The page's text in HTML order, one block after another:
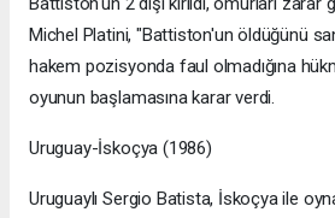
Michel Platini, "Battiston'un öldüğünü
hakem pozisyonda faul olmadığına
oyunun başlamasına karar verdi.
Uruguay-İskoçya (1986)
Uruguaylı Sergio Batista, İskoçya ile